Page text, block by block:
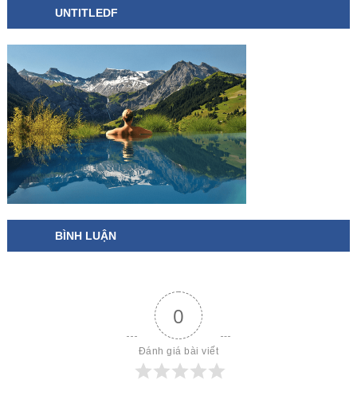
UNTITLEDF
BÌNH LUẬN
0
Đánh giá bài viết